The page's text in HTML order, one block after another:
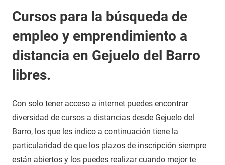
Cursos para la búsqueda de
empleo y emprendimiento a
distancia en Gejuelo del Barro
libres.
Con solo tener acceso a internet puedes encontrar
diversidad de cursos a distancias desde Gejuelo del
Barro, los que les indico a continuación tiene la
particularidad de que los plazos de inscripción siempre
están abiertos y los puedes realizar cuando mejor te